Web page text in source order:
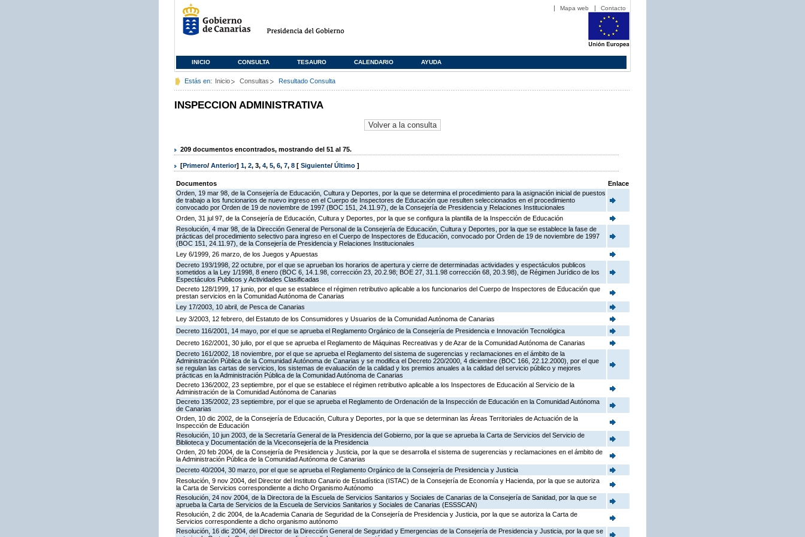
Mapa web Contacto
INICIO CONSULTA TESAURO CALENDARIO AYUDA
Estás en: Inicio Consultas Resultado Consulta
INSPECCION ADMINISTRATIVA
209 documentos encontrados, mostrando del 51 al 75.
[Primero/ Anterior] 1, 2, 3, 4, 5, 6, 7, 8 [ Siguiente/ Último ]
Documentos
Enlace
Orden, 19 mar 98, de la Consejería de Educación, Cultura y Deportes, por la que se determina el procedimiento para la asignación inicial de puestos
de trabajo a los funcionarios de nuevo ingreso en el Cuerpo de Inspectores de Educación que resulten seleccionados en el procedimiento
convocado por Orden de 19 de noviembre de 1997 (BOC 151, 24.11.97), de la Consejería de Presidencia y Relaciones Institucionales
Orden, 31 jul 97, de la Consejería de Educación, Cultura y Deportes, por la que se configura la plantilla de la Inspección de Educación
Resolución, 4 mar 98, de la Dirección General de Personal de la Consejería de Educación, Cultura y Deportes, por la que se establece la fase de
prácticas del procedimiento selectivo para ingreso en el Cuerpo de Inspectores de Educación, convocado por Orden de 19 de noviembre de 1997
(BOC 151, 24.11.97), de la Consejería de Presidencia y Relaciones Institucionales
Ley 6/1999, 26 marzo, de los Juegos y Apuestas
Decreto 193/1998, 22 octubre, por el que se aprueban los horarios de apertura y cierre de determinadas actividades y espectáculos publicos
sometidos a la Ley 1/1998, 8 enero (BOC 6, 14.1.98, corrección 23, 20.2.98; BOE 27, 31.1.98 corrección 68, 20.3.98), de Régimen Jurídico de los
Espectáculos Publicos y Actividades Clasificadas
Decreto 128/1999, 17 junio, por el que se establece el régimen retributivo aplicable a los funcionarios del Cuerpo de Inspectores de Educación que
prestan servicios en la Comunidad Autónoma de Canarias
Ley 17/2003, 10 abril, de Pesca de Canarias
Ley 3/2003, 12 febrero, del Estatuto de los Consumidores y Usuarios de la Comunidad Autónoma de Canarias
Decreto 116/2001, 14 mayo, por el que se aprueba el Reglamento Orgánico de la Consejería de Presidencia e Innovación Tecnológica
Decreto 162/2001, 30 julio, por el que se aprueba el Reglamento de Máquinas Recreativas y de Azar de la Comunidad Autónoma de Canarias
Decreto 161/2002, 18 noviembre, por el que se aprueba el Reglamento del sistema de sugerencias y reclamaciones en el ámbito de la
Administración Pública de la Comunidad Autónoma de Canarias y se modifica el Decreto 220/2000, 4 diciembre (BOC 166, 22.12.2000), por el que
se regulan las cartas de servicios, los sistemas de evaluación de la calidad y los premios anuales a la calidad del servicio público y mejores
prácticas en la Administración Pública de la Comunidad Autónoma de Canarias
Decreto 136/2002, 23 septiembre, por el que se establece el régimen retributivo aplicable a los Inspectores de Educación al Servicio de la
Administración de la Comunidad Autónoma de Canarias
Decreto 135/2002, 23 septiembre, por el que se aprueba el Reglamento de Ordenación de la Inspección de Educación en la Comunidad Autónoma
de Canarias
Orden, 10 dic 2002, de la Consejería de Educación, Cultura y Deportes, por la que se determinan las Áreas Territoriales de Actuación de la
Inspección de Educación
Resolución, 10 jun 2003, de la Secretaría General de la Presidencia del Gobierno, por la que se aprueba la Carta de Servicios del Servicio de
Biblioteca y Documentación de la Viceconsejería de la Presidencia
Orden, 20 feb 2004, de la Consejería de Presidencia y Justicia, por la que se desarrolla el sistema de sugerencias y reclamaciones en el ámbito de
la Administración Pública de la Comunidad Autónoma de Canarias
Decreto 40/2004, 30 marzo, por el que se aprueba el Reglamento Orgánico de la Consejería de Presidencia y Justicia
Resolución, 9 nov 2004, del Director del Instituto Canario de Estadística (ISTAC) de la Consejería de Economía y Hacienda, por la que se autoriza
la Carta de Servicios correspondiente a dicho Organismo Autónomo
Resolución, 24 nov 2004, de la Directora de la Escuela de Servicios Sanitarios y Sociales de Canarias de la Consejería de Sanidad, por la que se
aprueba la Carta de Servicios de la Escuela de Servicios Sanitarios y Sociales de Canarias (ESSSCAN)
Resolución, 2 dic 2004, de la Academia Canaria de Seguridad de la Consejería de Presidencia y Justicia, por la que se autoriza la Carta de
Servicios correspondiente a dicho organismo autónomo
Resolución, 16 dic 2004, del Director de la Dirección General de Seguridad y Emergencias de la Consejería de Presidencia y Justicia, por la que se